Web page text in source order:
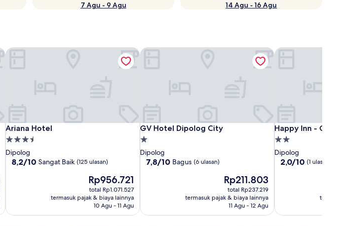
7 Agu - 9 Agu
14 Agu - 16 Agu
Ariana Hotel
Ariana Hotel
Properti
bintang
3.5
Dipolog
8.2
ulasan)
8,2/10 Sangat Baik (125 ulasan)
Harga
sekarang
Rp956.721
Rp956.721
total Rp1.071.527
termasuk pajak & biaya lainnya
10 Agu - 11 Agu
Ariana Hotel
GV Hotel Dipolog City
GV Hotel Dipolog City
Properti
bintang
1.0
Dipolog
7.8
7,8/10 Bagus (6 ulasan)
Harga
sekarang
Rp211.803
Rp211.803
total Rp237.219
termasuk pajak & biaya lainnya
11 Agu - 12 Agu
GV Hotel Dipolog City
Happy Inn - Capitol
Happy Inn - Capitol
Properti
bintang
2.0
Dipolog
2.0
2,0/10 (1 ulasan)
termasuk pajak
Happy Inn - Capitol